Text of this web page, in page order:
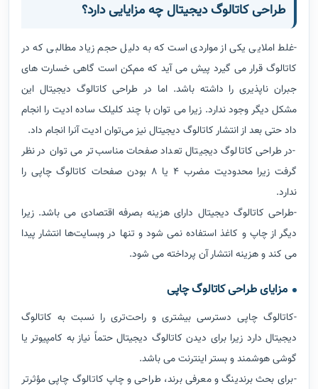
طراحی کاتالوگ دیجیتال چه مزایایی دارد؟
-غلط املایی یکی از مواردی است که به دلیل حجم زیاد مطالبی که در
کاتالوگ قرار می گیرد پیش می آید که ممکن است گاهی خسارت های
جبران ناپذیری را داشته باشد. اما در طراحی کاتالوگ دیجیتال این
مشکل دیگر وجود ندارد. زیرا می توان با چند کلیلک ساده ادیت را انجام
داد حتی بعد از انتشار کاتالوگ دیجیتال نیز می‌توان ادیت آنرا انجام داد.
-در طراحی کاتالوگ دیجیتال تعداد صفحات مناسب‌تر می توان در نظر
گرفت زیرا محدودیت مضرب 4 یا 8 بودن صفحات کاتالوگ چاپی را
ندارد.
-طراحی کاتالوگ دیجیتال دارای هزینه بصرفه اقتصادی می باشد. زیرا
دیگر از چاپ و کاغذ استفاده نمی شود و تنها در وبسایت‌ها انتشار پیدا
می کند و هزینه انتشار آن پرداخته می شود.
مزایای طراحی کاتالوگ چاپی
-کاتالوگ چاپی دسترسی بیشتری و راحت‌تری را نسبت به کاتالوگ
دیجیتال دارد زیرا برای دیدن کاتالوگ دیجیتال حتماً نیاز به کامپیوتر یا
گوشی هوشمند و بستر اینترنت می باشد.
-برای بحث برندینگ و معرفی برند، طراحی و چاپ کاتالوگ چاپی مؤثرتر